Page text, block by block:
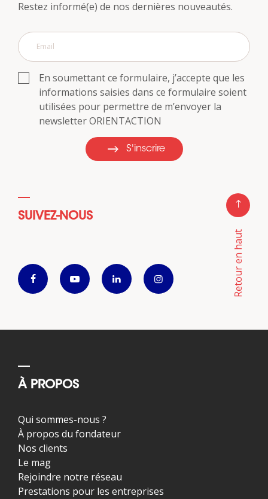
Restez informé(e) de nos dernières nouveautés.
En soumettant ce formulaire, j’accepte que les
informations saisies dans ce formulaire soient
utilisées pour permettre de m’envoyer la
newsletter ORIENTACTION
S'inscrire
SUIVEZ-NOUS
Retour en haut
À PROPOS
Qui sommes-nous ?
À propos du fondateur
Nos clients
Le mag
Rejoindre notre réseau
Prestations pour les entreprises